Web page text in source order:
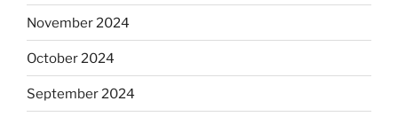
November 2024
October 2024
September 2024